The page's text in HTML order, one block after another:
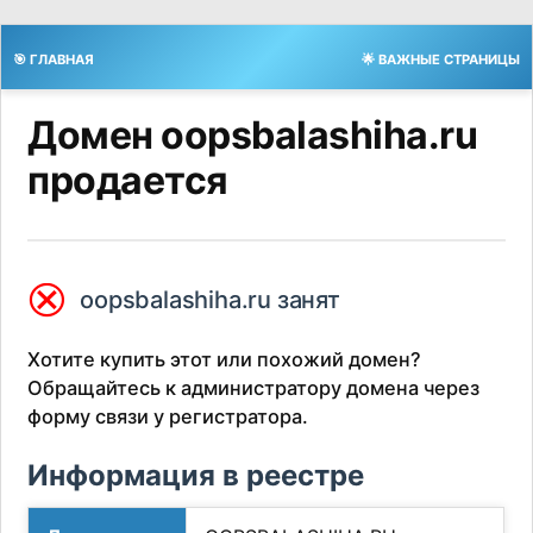
🎯 ГЛАВНАЯ 🌟 ВАЖНЫЕ СТРАНИЦЫ
Домен oopsbalashiha.ru
продается
⮿ oopsbalashiha.ru занят
Хотите купить этот или похожий домен?
Обращайтесь к администратору домена через
форму связи у регистратора.
Информация в реестре